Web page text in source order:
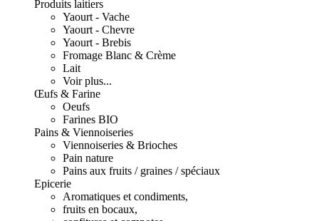
Produits laitiers
Yaourt - Vache
Yaourt - Chevre
Yaourt - Brebis
Fromage Blanc & Crème
Lait
Voir plus...
Œufs & Farine
Oeufs
Farines BIO
Pains & Viennoiseries
Viennoiseries & Brioches
Pain nature
Pains aux fruits / graines / spéciaux
Epicerie
Aromatiques et condiments,
fruits en bocaux,